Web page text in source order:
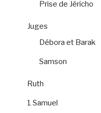
Prise de Jéricho
Juges
Débora et Barak
Samson
Ruth
1 Samuel